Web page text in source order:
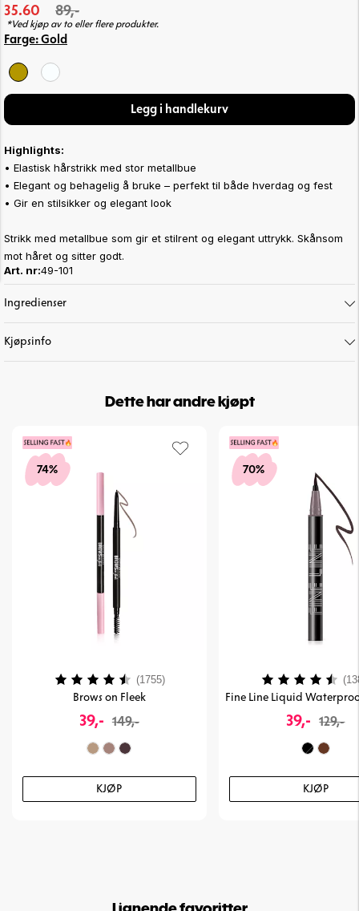
35.60 89,-
*Ved kjøp av to eller flere produkter.
Farge:Gold
Legg i handlekurv
Highlights:
• Elastisk hårstrikk med stor metallbue
• Elegant og behagelig å bruke – perfekt til både hverdag og fest
• Gir en stilsikker og elegant look
Strikk med metallbue som gir et stilrent og elegant uttrykk. Skånsom
mot håret og sitter godt.
Art. nr:49-101
Ingredienser
Kjøpsinfo
Dette har andre kjøpt
74%
Brows on Fleek
39,- 149,-
KJØP
Karakter: (1755)
70%
Fine Line Liquid
39,- 129,-
KJØP
Karakter: